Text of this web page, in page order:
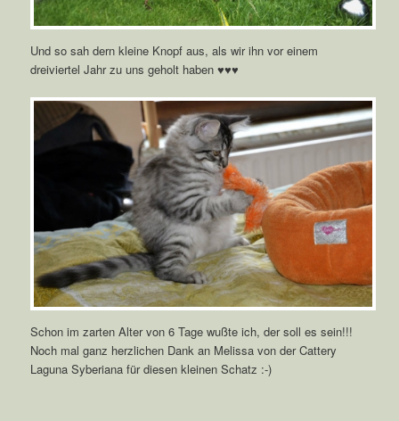
Und so sah dern kleine Knopf aus, als wir ihn vor einem
dreiviertel Jahr zu uns geholt haben ♥♥♥
Schon im zarten Alter von 6 Tage wußte ich, der soll es sein!!!
Noch mal ganz herzlichen Dank an Melissa von der Cattery
Laguna Syberiana für diesen kleinen Schatz :-)